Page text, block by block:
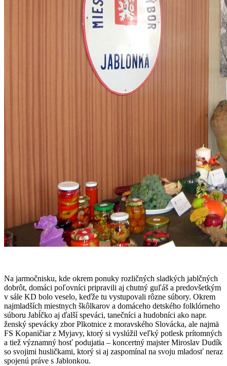
Na jarmočnisku, kde okrem ponuky rozličných sladkých jablčných
dobrôt, domáci poľovníci pripravili aj chutný guľáš a predovšetkým
v sále KD bolo veselo, keďže tu vystupovali rôzne súbory. Okrem
najmladších miestnych škôlkarov a domáceho detského folklórneho
súboru Jabĺčko aj ďalší speváci, tanečníci a hudobníci ako napr.
ženský spevácky zbor Plkotnice z moravského Slovácka, ale najmä
FS Kopaničiar z Myjavy, ktorý si vyslúžil veľký potlesk prítomných
a tiež významný hosť podujatia – koncertný majster Miroslav Dudík
so svojimi husličkami, ktorý si aj zaspomínal na svoju mladosť neraz
spojenú práve s Jablonkou.